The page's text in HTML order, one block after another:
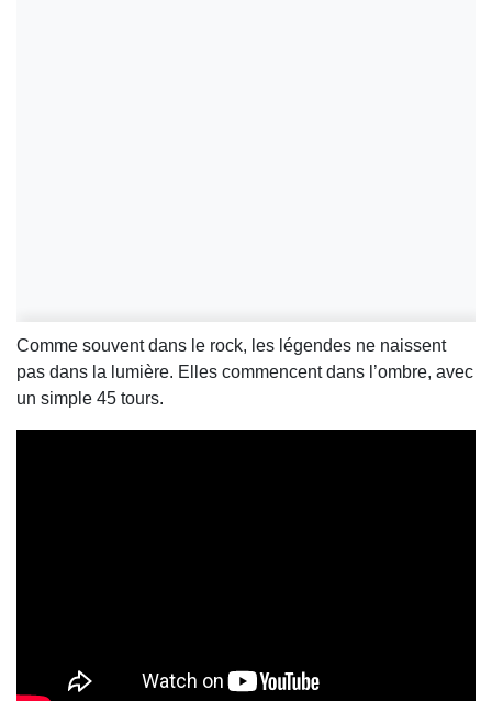
Comme souvent dans le rock, les légendes ne naissent
pas dans la lumière. Elles commencent dans l’ombre, avec
un simple 45 tours.